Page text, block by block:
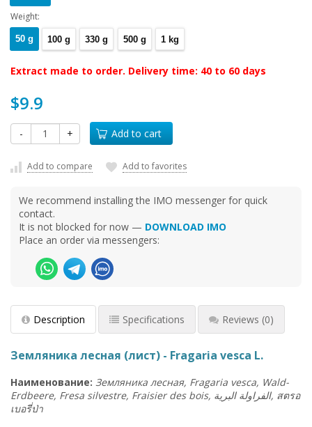
Weight:
50 g 100 g 330 g 500 g 1 kg
Extract made to order. Delivery time: 40 to 60 days
$9.9
- + Add to cart
Add to compare Add to favorites
We recommend installing the IMO messenger for quick
contact.
It is not blocked for now — DOWNLOAD IMO
Place an order via messengers:
Description Specifications Reviews (0)
Земляника лесная (лист) - Fragaria vesca L.
Наименование: Земляника лесная, Fragaria vesca, Wald-
Erdbeere, Fresa silvestre, Fraisier des bois,
الفراولة البرية , สตรอ
เบอรี่ป่า